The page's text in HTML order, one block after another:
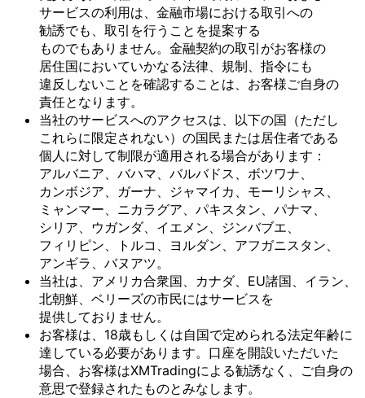
サービスの利用は、 金融市場における取引への
勧誘でも、 取引を行う ことを提案する
ものでもありません。 金融契約の取引がお客様の
居住国においていかなる法律、 規制、 指令にも
違反しないことを確認する ことは、 お客様ご自身の
責任と なります。
当社のサービスへのアクセスは、 以下の国 （ただし
これらに限定されない）の国民または居住者である
個人に対して制限が適用される場合があります：
アルバニア、 バハマ、 バルバドス、 ボツワナ、
カンボジア、 ガーナ、 ジャマイカ、 モーリシャス、
ミャンマー、 ニカラグア、 パキスタン、 パナマ、
シリア、 ウガンダ、 イエメン、 ジンバブエ、
フィリピン、
トルコ、 ヨルダン、 アフガニスタン、
アンギラ、 バヌアツ。
当社は、 アメリカ合衆国、 カナダ、 EU諸国、 イラン、
北朝鮮、 ベリーズの市民にはサービスを
提供しておりません。
お客様は、 18歳も しくは自国で定められる法定年齢に
達している必要があります。 口座を開設いただいた
場合、 お客様はXMTradingによる勧誘なく、 ご自身の
意思で登録された ものとみなします。